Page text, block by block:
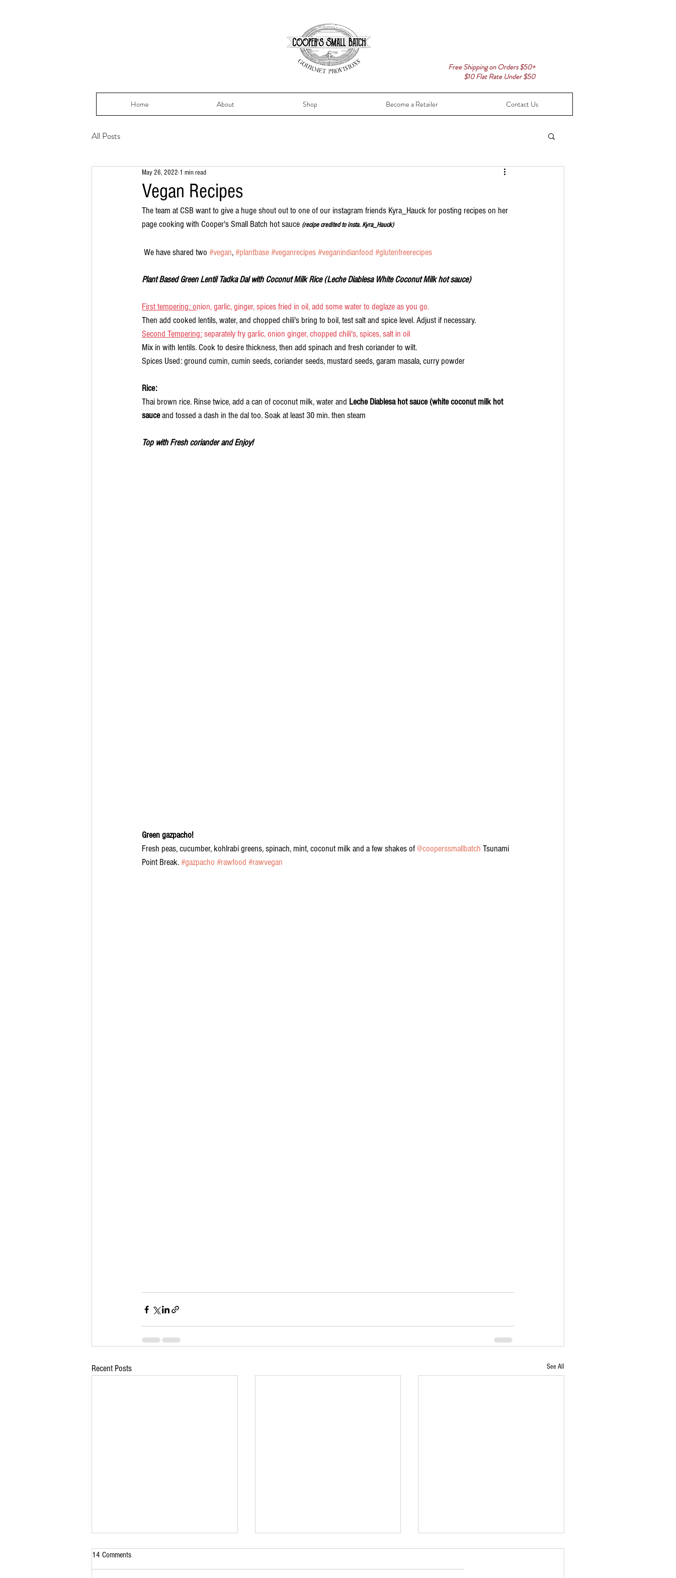
Free Shipping on Orders $50+
$10 Flat Rate Under $50
Home About Shop Become a Retailer Contact Us
All Posts
Vegan Recipes
May 26, 2022 1 min read
The team at CSB want to give a huge shout out to one of our instagram friends Kyra_Hauck for posting recipes on her
page cooking with Cooper's Small Batch hot sauce (recipe credited to insta. Kyra_Hauck)
We have shared two #vegan, #plantbase#veganrecipes#veganindianfood #glutenfreerecipes
Plant Based Green Lentil Tadka Dal with Coconut Milk Rice (Leche Diablesa White Coconut Milk hot sauce)
First tempering: onion, garlic, ginger, spices fried in oil, add some water to deglaze as you go.
Then add cooked lentils, water, and chopped chili's bring to boil, test salt and spice level. Adjust if necessary.
Second Tempering: separately fry garlic, onion ginger, chopped chili's, spices, salt in oil
​Mix in with lentils. Cook to desire thickness, then add spinach and fresh coriander to wilt.
​Spices Used: ground cumin, cumin seeds, coriander seeds, mustard seeds, garam masala, curry powder
Rice:
Thai brown rice. Rinse twice, add a can of coconut milk, water and Leche Diablesa hot sauce (white coconut milk hot
sauce and tossed a dash in the dal too. Soak at least 30 min. then steam
Top with Fresh coriander and Enjoy!
Green gazpacho!
Fresh peas, cucumber, kohlrabi greens, spinach, mint, coconut milk and a few shakes of @cooperssmallbatch Tsunami
Point Break. #gazpacho #rawfood #rawvegan
Recent Posts See All
14 Comments